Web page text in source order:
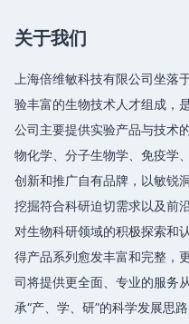
关于我们
上海倍维敏科技有限公司坐落
验丰富的生物技术人才组成，
公司主要提供实验产品与技术
物化学、分子生物学、免疫学
创新和推广自有品牌，以敏锐
挖掘符合科研迫切需求以及前
对生物科研领域的积极探索和
得产品系列愈发丰富和完整，
司将提供更全面、专业的服务
承“产、学、研”的科学发展思